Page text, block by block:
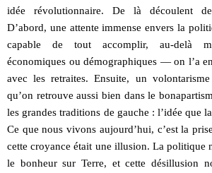
idée révolutionnaire. De là découlent
D’abord, une attente immense envers la
capable de tout accomplir, au-delà
économiques ou démographiques — on l’a
avec les retraites. Ensuite, un
qu’on retrouve aussi bien dans le
les grandes traditions de gauche : l’idée que
Ce que nous vivons aujourd’hui, c’est la
cette croyance était une illusion. La politique
le bonheur sur Terre, et cette désillusion